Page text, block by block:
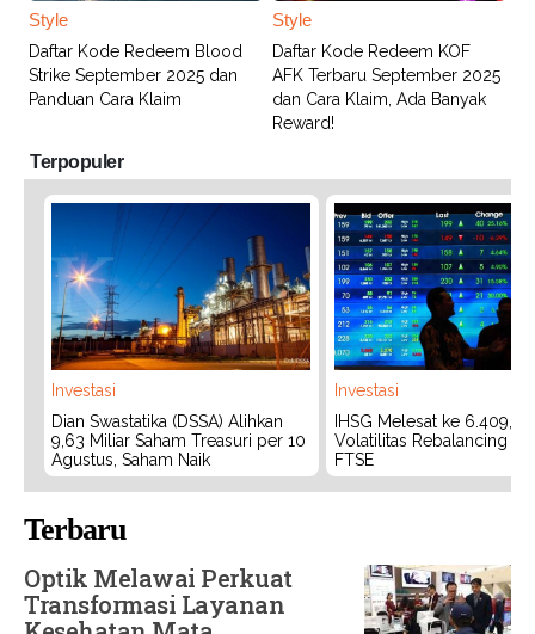
Style
Daftar Kode Redeem Blood
Strike September 2025 dan
Panduan Cara Klaim
Style
Daftar Kode Redeem KOF
AFK Terbaru September 2025
dan Cara Klaim, Ada Banyak
Reward!
Terpopuler
Investasi
Dian Swastatika (DSSA) Alihkan
9,63 Miliar Saham Treasuri per 10
Agustus, Saham Naik
Investasi
IHSG Melesat ke 6.409,
Volatilitas Rebalancing
FTSE
Terbaru
Optik Melawai Perkuat
Transformasi Layanan